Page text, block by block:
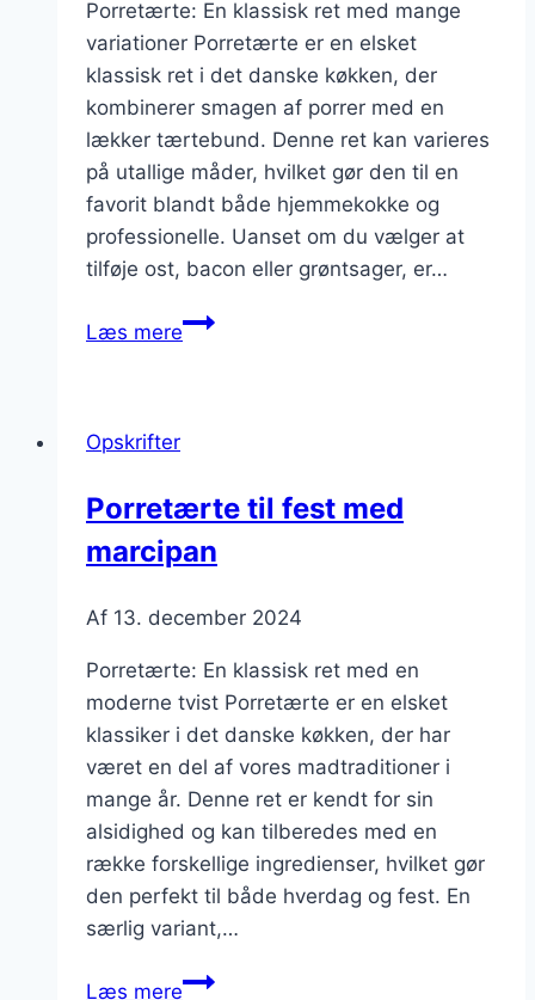
Porretærte: En klassisk ret med mange
variationer Porretærte er en elsket
klassisk ret i det danske køkken, der
kombinerer smagen af porrer med en
lækker tærtebund. Denne ret kan varieres
på utallige måder, hvilket gør den til en
favorit blandt både hjemmekokke og
professionelle. Uanset om du vælger at
tilføje ost, bacon eller grøntsager, er…
Læs merePorretærte
grøntsager
Opskrifter
Porretærte til fest med
marcipan
Af 13. december 2024
Porretærte: En klassisk ret med en
moderne tvist Porretærte er en elsket
klassiker i det danske køkken, der har
været en del af vores madtraditioner i
mange år. Denne ret er kendt for sin
alsidighed og kan tilberedes med en
række forskellige ingredienser, hvilket gør
den perfekt til både hverdag og fest. En
særlig variant,…
Læs merePorretærte